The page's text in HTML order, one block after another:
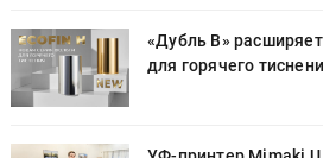
«Дубль В»
для горячего